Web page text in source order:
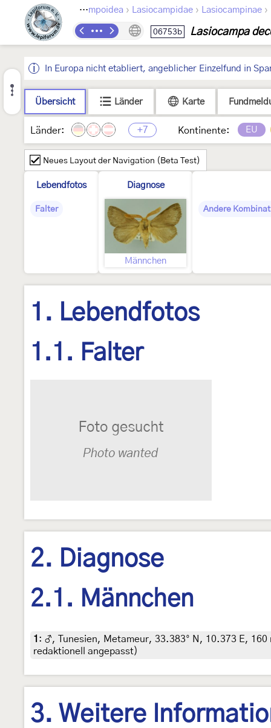
Lepidoptera› Lasiocampoidea › Lasiocampidae › Lasiocampinae ›
06753b Lasiocampa
In Europa nicht etabliert, angeblicher Einzelfund in
Übersicht Länder Karte
Länder: +7 Kontinente: EU
Neues Layout der Navigation (Beta Test)
Lebendfotos
Falter
Diagnose
Männchen
Andere
1. Lebendfotos
1.1. Falter
2. Diagnose
2.1. Männchen
1 : ♂, Tunesien, Metameur, 33.383° N, 10.373 E,
redaktionell angepasst)
3. Weitere